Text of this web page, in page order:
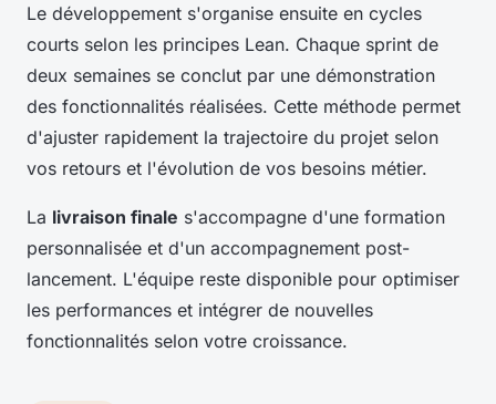
Le développement s'organise ensuite en cycles
courts selon les principes Lean. Chaque sprint de
deux semaines se conclut par une démonstration
des fonctionnalités réalisées. Cette méthode permet
d'ajuster rapidement la trajectoire du projet selon
vos retours et l'évolution de vos besoins métier.
La livraison finale s'accompagne d'une formation
personnalisée et d'un accompagnement post-
lancement. L'équipe reste disponible pour optimiser
les performances et intégrer de nouvelles
fonctionnalités selon votre croissance.